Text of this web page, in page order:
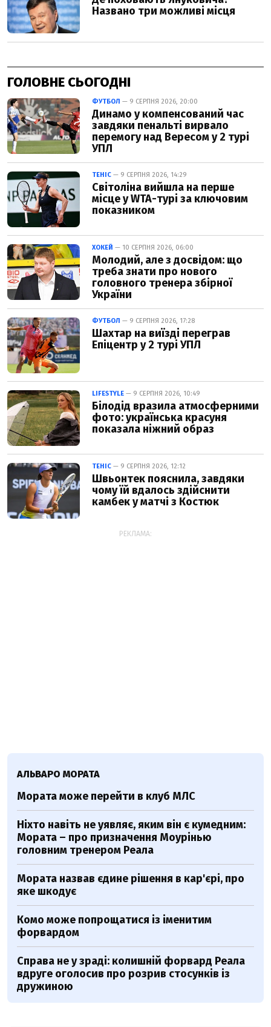
ГОЛОВНЕ СЬОГОДНІ
ФУТБОЛ — 9 СЕРПНЯ 2026, 20:00
Динамо у компенсований час
завдяки пенальті вирвало
перемогу над Вересом у 2 турі
УПЛ
ТЕНІС — 9 СЕРПНЯ 2026, 14:29
Світоліна вийшла на перше
місце у WTA-турі за ключовим
показником
ХОКЕЙ — 10 СЕРПНЯ 2026, 06:00
Молодий, але з досвідом: що
треба знати про нового
головного тренера збірної
України
ФУТБОЛ — 9 СЕРПНЯ 2026, 17:28
Шахтар на виїзді переграв
Епіцентр у 2 турі УПЛ
LIFESTYLE — 9 СЕРПНЯ 2026, 10:49
Білодід вразила атмосферними
фото: українська красуня
показала ніжний образ
ТЕНІС — 9 СЕРПНЯ 2026, 12:12
Швьонтек пояснила, завдяки
чому їй вдалось здійснити
камбек у матчі з Костюк
РЕКЛАМА:
АЛЬВАРО МОРАТА
Мората може перейти в клуб МЛС
Ніхто навіть не уявляє, яким він є кумедним:
Мората – про призначення Моурінью
головним тренером Реала
Мората назвав єдине рішення в кар'єрі, про
яке шкодує
Комо може попрощатися із іменитим
форвардом
Справа не у зраді: колишній форвард Реала
вдруге оголосив про розрив стосунків із
дружиною